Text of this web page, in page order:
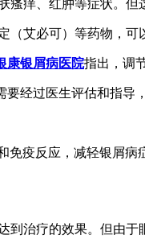
瘙痒、红肿等症状。
（艾必可）等药物，
康银屑病医院指出，调
经过医生评估和指导
疫反应，减轻银屑
到治疗的效果。但由